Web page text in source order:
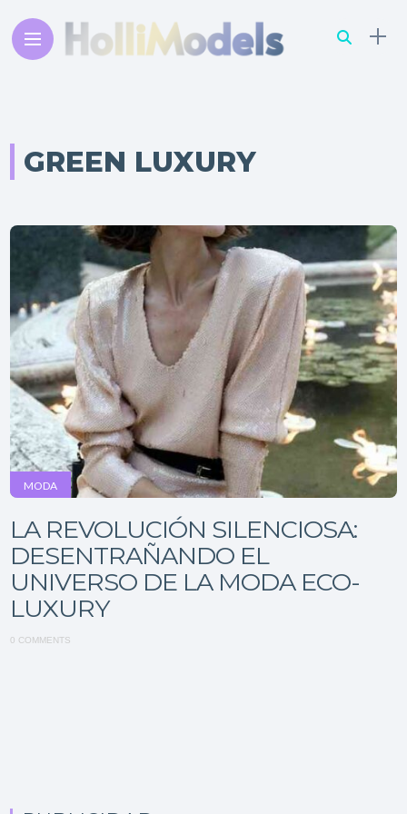
GREEN LUXURY
MODA
LA REVOLUCIÓN SILENCIOSA:
DESENTRAÑANDO EL
UNIVERSO DE LA MODA ECO-
LUXURY
0 COMMENTS